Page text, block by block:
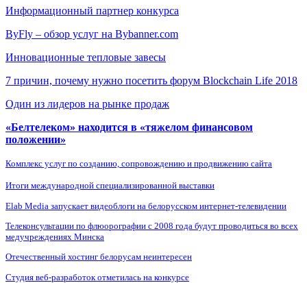
Информационный партнер конкурса
ByFly – обзор услуг на Bybanner.com
Инновационные тепловые завесы
7 причин, почему нужно посетить форум Blockchain Life 2018
Один из лидеров на рынке продаж
«Белтелеком» находится в «тяжелом финансовом
положении»
Комплекс услуг по созданию, сопровождению и продвижению сайта
Итоги международной специализированной выставки
Elab Media запускает видеоблоги на белорусском интернет-телевидении
Телеконсультации по флюорографии с 2008 года будут проводиться во всех
медучреждениях Минска
Отечественный хостинг белорусам неинтересен
Студия веб-разработок отметилась на конкурсе